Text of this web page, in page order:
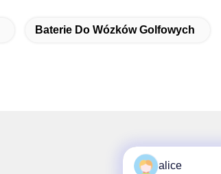
Baterie Do Wózków Golfowych
alice